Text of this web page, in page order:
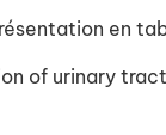
en
of urinary